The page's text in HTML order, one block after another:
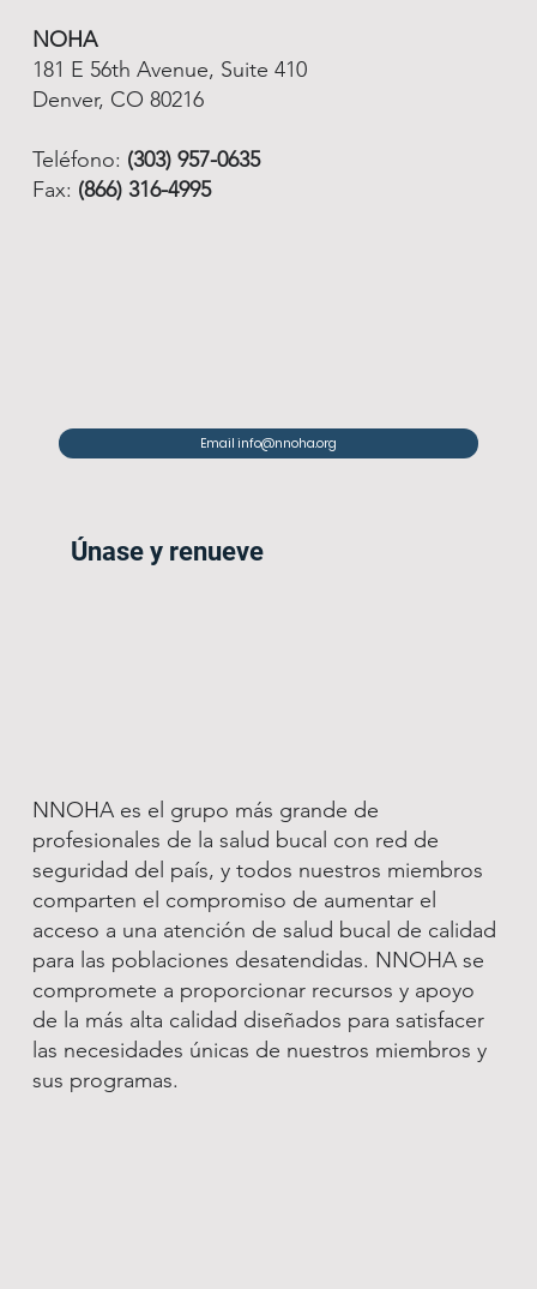
NOHA
181 E 56th Avenue, Suite 410
Denver, CO 80216
Teléfono: (303) 957-0635
Fax: (866) 316-4995
Email info@nnoha.org
Únase y renueve
NNOHA es el grupo más grande de
profesionales de la salud bucal con red de
seguridad del país, y todos nuestros miembros
comparten el compromiso de aumentar el
acceso a una atención de salud bucal de calidad
para las poblaciones desatendidas. NNOHA se
compromete a proporcionar recursos y apoyo
de la más alta calidad diseñados para satisfacer
las necesidades únicas de nuestros miembros y
sus programas.